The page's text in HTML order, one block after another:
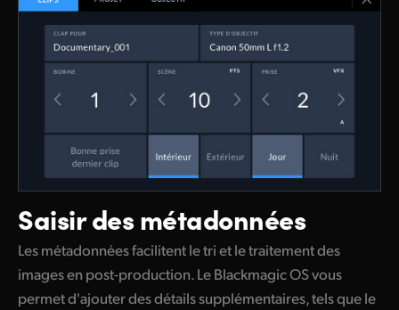
Saisir des métadonnées
Les métadonnées facilitent le tri et le traitement des
images en post-production. Le Blackmagic OS vous
permet d'ajouter des détails supplémentaires, tels que le